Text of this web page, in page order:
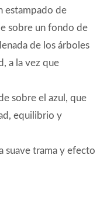
estampado de
sobre un fondo de
de los árboles
a la vez que
sobre el azul, que
equilibrio y
suave trama y efecto